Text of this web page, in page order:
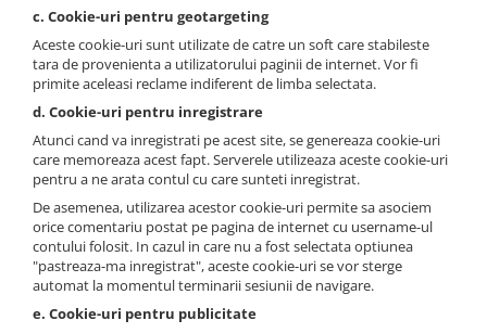
c. Cookie-uri pentru geotargeting
Aceste cookie-uri sunt utilizate de catre un soft care stabileste
tara de provenienta a utilizatorului paginii de internet. Vor fi
primite aceleasi reclame indiferent de limba selectata.
d. Cookie-uri pentru inregistrare
Atunci cand va inregistrati pe acest site, se genereaza cookie-uri
care memoreaza acest fapt. Serverele utilizeaza aceste cookie-uri
pentru a ne arata contul cu care sunteti inregistrat.
De asemenea, utilizarea acestor cookie-uri permite sa asociem
orice comentariu postat pe pagina de internet cu username-ul
contului folosit. In cazul in care nu a fost selectata optiunea
"pastreaza-ma inregistrat", aceste cookie-uri se vor sterge
automat la momentul terminarii sesiunii de navigare.
e. Cookie-uri pentru publicitate